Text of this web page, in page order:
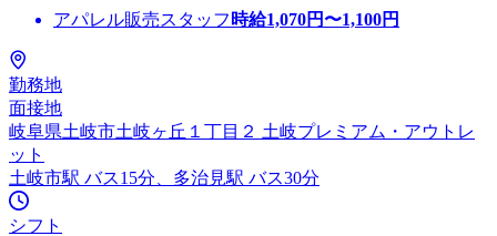
アパレル販売スタッフ 時給1,070円〜1,100円
勤務地
面接地
岐阜県土岐市土岐ヶ丘１丁目２ 土岐プレミアム・アウトレ
ット
土岐市駅 バス15分、多治見駅 バス30分
シフト